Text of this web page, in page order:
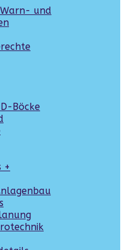
und
Böcke
+